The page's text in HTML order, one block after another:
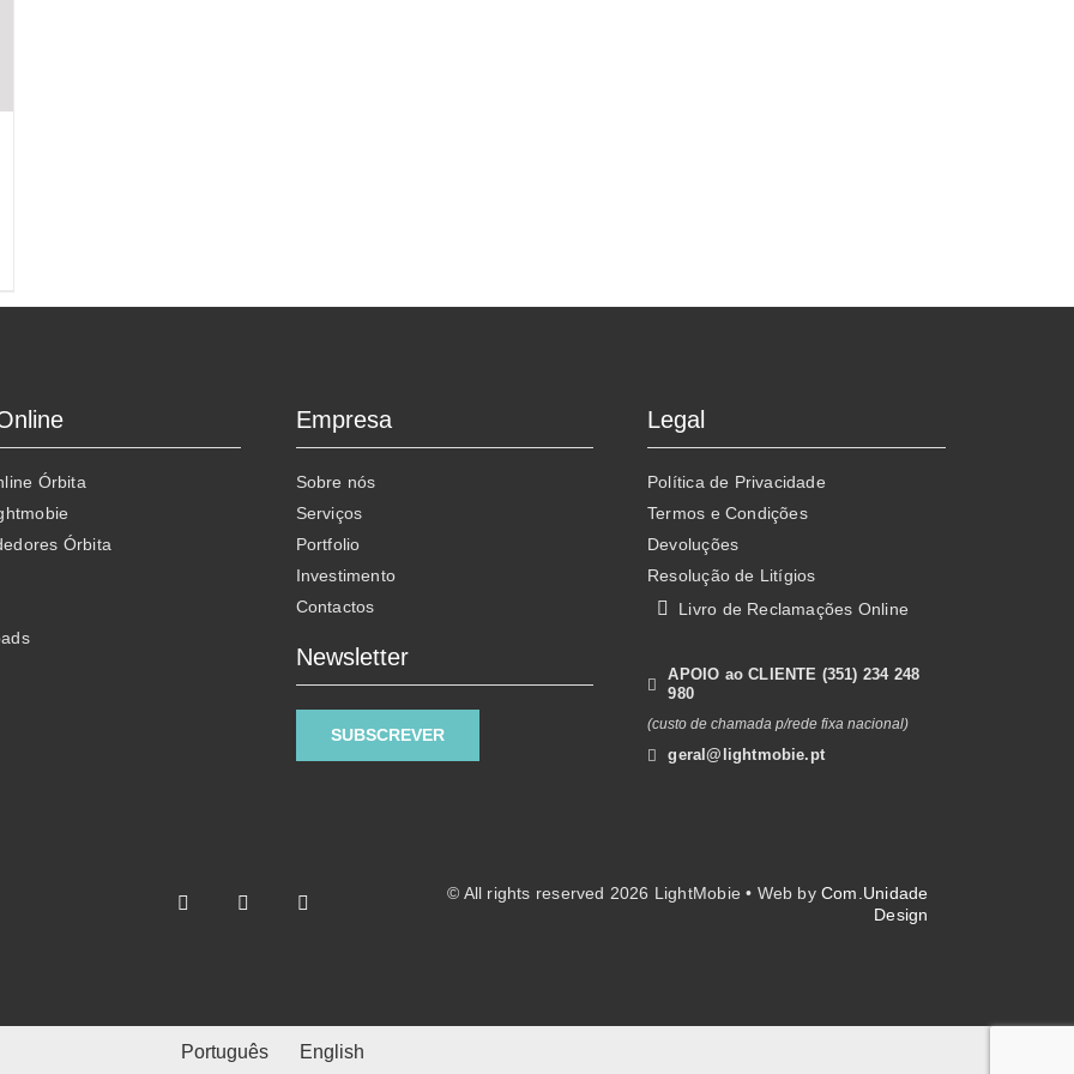
Órbita
Órbita
Empresa
Sobre nós
Serviços
Portfolio
Investimento
Contactos
Newsletter
SUBSCREVER
Legal
Política de Privacidade
Termos e Condições
Devoluções
Resolução de Litígios
Livro de Reclamações Online
APOIO ao CLIENTE (351) 234 248
980
(custo de chamada p/rede fixa nacional)
geral@lightmobie.pt
© All rights reserved 2026 LightMobie • Web by Com.Unidade
Design
Português English